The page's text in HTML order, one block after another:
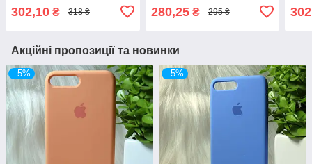
302,10 ₴ 318 ₴ 280,25₴ 295 ₴
Акційні пропозиції та новинки
–5% –5%